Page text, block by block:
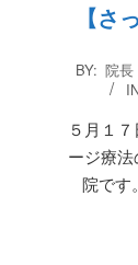
【さ
2017-
BY: 院長
５月１
ージ療
院です